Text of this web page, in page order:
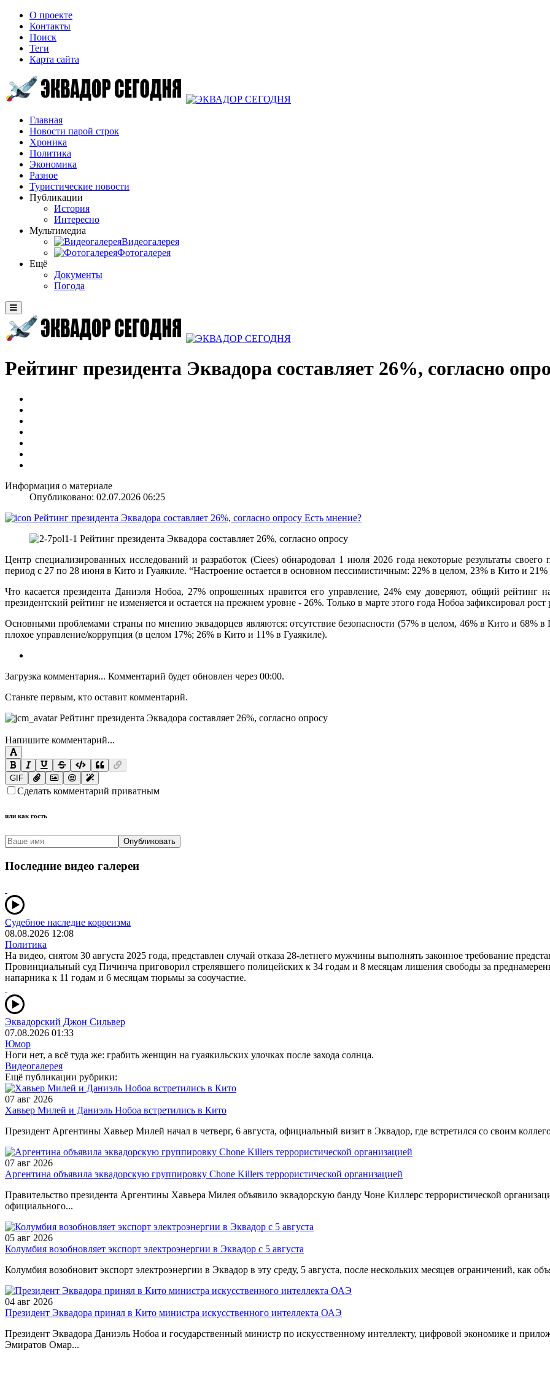
О проекте
Контакты
Поиск
Теги
Карта сайта
Главная
Новости парой строк
Хроника
Политика
Экономика
Разное
Туристические новости
Публикации
История
Интересно
Мультимедиа
Видеогалерея
Фотогалерея
Ещё
Документы
Погода
Рейтинг президента Эквадора составляет 26%, согласно
Информация о материале
Опубликовано: 02.07.2026 06:25
Есть мнение?
Центр специализированных исследований и разработок (Ciees) обнародовал 1 июля 2026 года некоторые результаты
период с 27 по 28 июня в Кито и Гуаякиле. “Настроение остается в основном пессимистичным: 22% в целом, 23% в Кито и 21%
Что касается президента Даниэля Нобоа, 27% опрошенных нравится его управление, 24% ему доверяют, общий
президентский рейтинг не изменяется и остается на прежнем уровне - 26%. Только в марте этого года Нобоа зафиксировал
Основными проблемами страны по мнению эквадорцев являются: отсутствие безопасности (57% в целом, 46% в Кито и 68%
плохое управление/коррупция (в целом 17%; 26% в Кито и 11% в Гуаякиле).
Загрузка комментария... Комментарий будет обновлен через 00:00.
Станьте первым, кто оставит комментарий.
Напишите комментарий...
GIF
Сделать комментарий приватным
или как гость
Опубликовать
Последние видео галереи
Судебное наследие корреизма
08.08.2026 12:08
Политика
На видео, снятом 30 августа 2025 года, представлен случай отказа 28-летнего мужчины выполнять законное требование
Провинциальный суд Пичинча приговорил стрелявшего полицейских к 34 годам и 8 месяцам лишения свободы за
напарника к 11 годам и 6 месяцам тюрьмы за сооучастие.
Эквадорский Джон Сильвер
07.08.2026 01:33
Юмор
Ноги нет, а всё туда же: грабить женщин на гуаякильских улочках после захода солнца.
Видеогалерея
Ещё публикации рубрики:
07 авг 2026
Хавьер Милей и Даниэль Нобоа встретились в Кито
Президент Аргентины Хавьер Милей начал в четверг, 6 августа, официальный визит в Эквадор, где встретился со своим
07 авг 2026
Аргентина объявила эквадорскую группировку Chone Killers террористической организацией
Правительство президента Аргентины Хавьера Милея объявило эквадорскую банду Чоне Киллерс террористической
официального...
05 авг 2026
Колумбия возобновляет экспорт электроэнергии в Эквадор с 5 августа
Колумбия возобновит экспорт электроэнергии в Эквадор в эту среду, 5 августа, после нескольких месяцев ограничений, как
04 авг 2026
Президент Эквадора принял в Кито министра искусственного интеллекта ОАЭ
Президент Эквадора Даниэль Нобоа и государственный министр по искусственному интеллекту, цифровой экономике и
Эмиратов Омар...